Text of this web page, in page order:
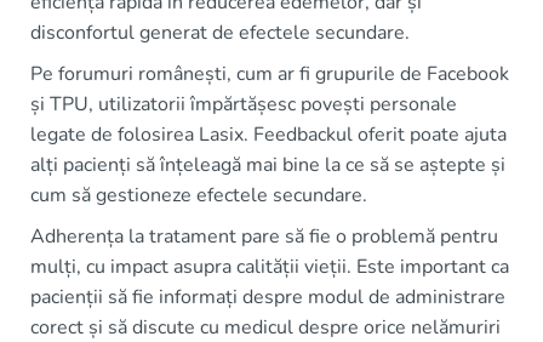
disconfortul generat de efectele secundare.
Pe forumuri românești, cum ar fi grupurile de Facebook
și TPU, utilizatorii împărtășesc povești personale
legate de folosirea Lasix. Feedbackul oferit poate ajuta
alți pacienți să înțeleagă mai bine la ce să se aștepte și
cum să gestioneze efectele secundare.
Adherența la tratament pare să fie o problemă pentru
mulți, cu impact asupra calității vieții. Este important ca
pacienții să fie informați despre modul de administrare
corect și să discute cu medicul despre orice nelămuriri